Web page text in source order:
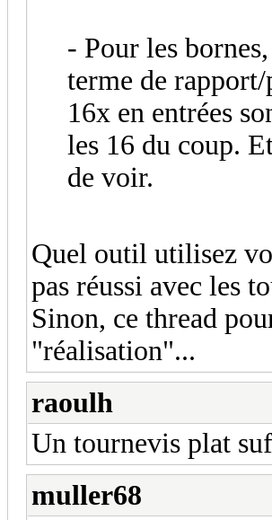
- Pour les
terme de
16x en entrées
les 16 du coup.
de voir.
Quel outil utilisez
pas réussi avec les
Sinon, ce thread
"réalisation"...
raoulh
Un tournevis plat
muller68